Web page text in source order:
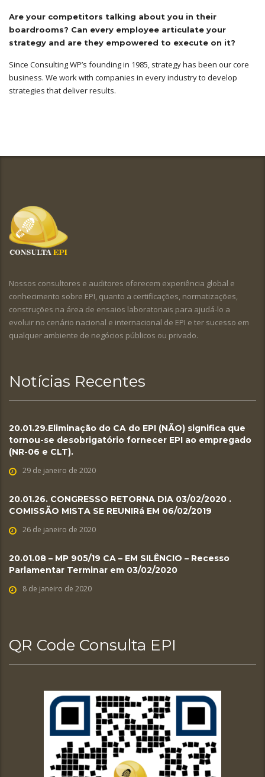
Are your competitors talking about you in their
boardrooms? Can every employee articulate your
strategy and are they empowered to execute on it?
Since Consulting WP’s founding in 1985, strategy has been our core
business. We work with companies in every industry to develop
strategies that deliver results.
Nossos consultores e auditores oferecem experiência global e
conhecimento sobre EPI, quanto a certificações, normatizações,
construções na área de ensaios laboratoriais para ajudá-lo a
evoluir no cenário nacional e internacional de EPI e ter sucesso em
qualquer ambiente de negócios públicos ou privado.
Notícias Recentes
20.01.29.Eliminação do CA do EPI (NÃO) significa que
tornou-se desobrigatório fornecer EPI ao empregado
(NR-06 e CLT).
29 de janeiro de 2020
20.01.26. CONGRESSO RETORNA DIA 03/02/2020 .
COMISSÃO MISTA SE REUNIRá EM 06/02/2019
26 de janeiro de 2020
20.01.08 – MP 905/19 CA – EM SILÊNCIO – Recesso
Parlamentar Terminar em 03/02/2020
8 de janeiro de 2020
QR Code Consulta EPI